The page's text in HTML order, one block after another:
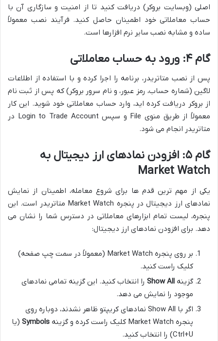
اصلی (وبسایت بروکر) دریافت کنید تا از امنیت و سازگاری آن با
حساب معاملاتی خود اطمینان حاصل کنید. فرآیند نصب معمولاً
ساده و مشابه نصب سایر نرم افزارها است.
گام ۴: ورود به حساب معاملاتی
پس از نصب متاتریدر، برنامه را اجرا کرده و با استفاده از اطلاعات
لاگین (شماره حساب، رمز عبور، و نام سرور بروکر) که پس از ثبت نام
از بروکر دریافت کرده اید، وارد حساب معاملاتی خود شوید. این کار
معمولاً از طریق منوی File و سپس Login to Trade Account در
متاتریدر انجام می شود.
گام ۵: افزودن نمادهای ارز دیجیتال به
Market Watch
یکی از مهم ترین قدم ها برای شروع معامله، اطمینان از نمایش
نمادهای ارز دیجیتال در پنجره Market Watch متاتریدر است. این
پنجره، لیست تمام ابزارهای معاملاتی در دسترس شما را نشان می
دهد. برای افزودن نمادهای ارز دیجیتال:
بر روی پنجره Market Watch (معمولاً در سمت چپ صفحه)
کلیک راست کنید.
گزینه Show All را انتخاب کنید. این گزینه تمامی نمادهای
موجود را نمایش می دهد.
اگر با Show All نمادهای کریپتو ظاهر نشدند، دوباره روی
پنجره Market Watch کلیک راست کرده و گزینه
Symbols (یا
Ctrl+U) را انتخاب کنید.